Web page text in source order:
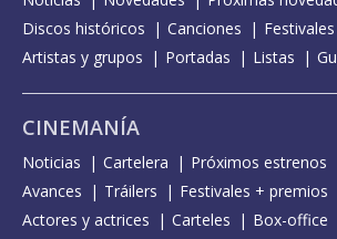
Discos históricos
Canciones Festivales
Artistas y grupos
Portadas Listas
CINEMANÍA
Noticias Cartelera Próximos estrenos
Avances
Tráilers
Festivales + premios
Actores y actrices
Carteles Box-office